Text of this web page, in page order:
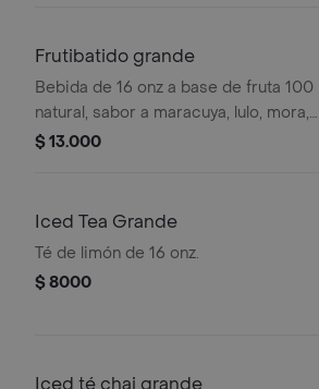
Frutibatido grande
Bebida de 16 onz a base de fruta 100
natural, sabor a maracuya, lulo, mora,
guanábana y mango
$ 13.000
Iced Tea Grande
Té de limón de 16 onz.
$ 8000
Iced té chai grande